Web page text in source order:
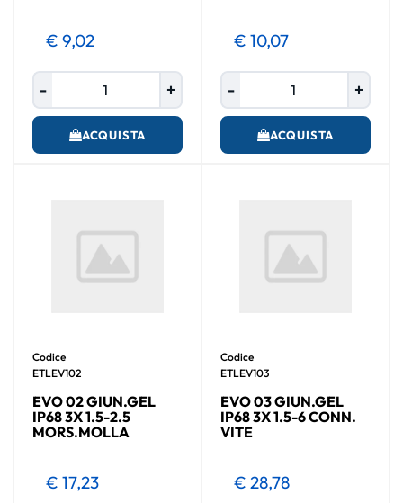
€ 9,02
ACQUISTA
€ 10,07
ACQUISTA
Codice
ETLEV102
EVO 02 GIUN.GEL
IP68 3X 1.5-2.5
MORS.MOLLA
€ 17,23
Codice
ETLEV103
EVO 03 GIUN.GEL
IP68 3X 1.5-6 CONN.
VITE
€ 28,78